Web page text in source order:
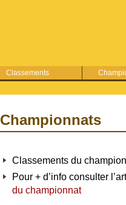
Classements
Championnats
Classements du
Pour + d’info consulter
du championnat